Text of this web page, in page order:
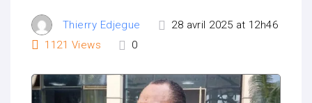
Thierry Edjegue
28 avril 2025 at 12h46
1121 Views 0